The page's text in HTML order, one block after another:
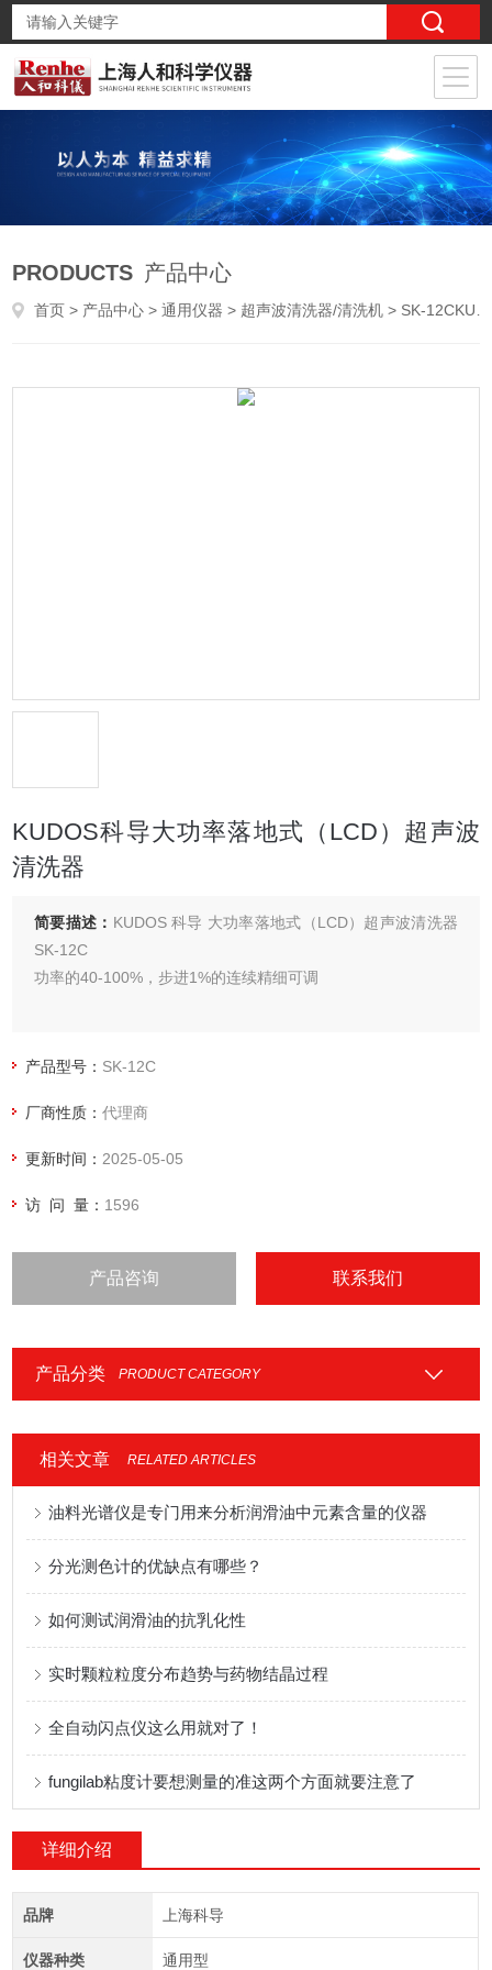
PRODUCTS 产品中心
首页 > 产品中心 >通用仪器 > 超声波清洗器/清洗机 > SK-12CKUDOS科导大功率落地式（LCD）超声波清洗器
KUDOS科导大功率落地式（LCD）超声波
清洗器
简要描述： KUDOS 科导 大功率落地式（LCD）超声波清洗器
SK-12C
功率的40-100%，步进1%的连续精细可调
产品型号： SK-12C
厂商性质：代理商
更新时间： 2025-05-05
访 问 量： 1596
产品咨询 联系我们
产品分类 PRODUCT CATEGORY
相关文章 RELATED ARTICLES
油料光谱仪是专门用来分析润滑油中元素含量的仪器
分光测色计的优缺点有哪些？
如何测试润滑油的抗乳化性
实时颗粒粒度分布趋势与药物结晶过程
全自动闪点仪这么用就对了！
fungilab粘度计要想测量的准这两个方面就要注意了
详细介绍
品牌 上海科导
仪器种类 通用型